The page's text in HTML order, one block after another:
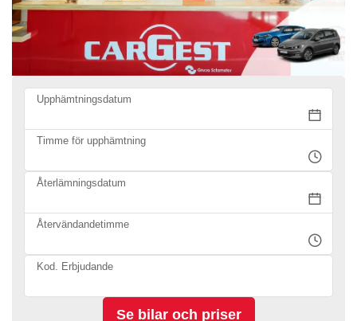
Upphämtningsdatum
Timme för upphämtning
Återlämningsdatum
Återvändandetimme
Kod. Erbjudande